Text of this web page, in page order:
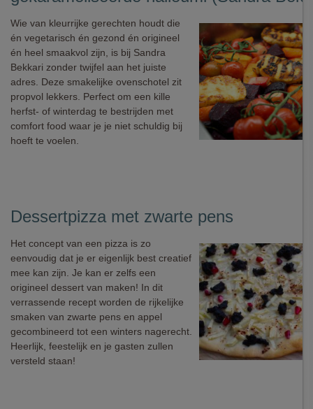
Wie van kleurrijke gerechten houdt die
én vegetarisch én gezond én origineel
én heel smaakvol zijn, is bij Sandra
Bekkari zonder twijfel aan het juiste
adres. Deze smakelijke ovenschotel zit
propvol lekkers. Perfect om een kille
herfst- of winterdag te bestrijden met
comfort food waar je je niet schuldig bij
hoeft te voelen.
Dessertpizza met zwarte pens
Het concept van een pizza is zo
eenvoudig dat je er eigenlijk best creatief
mee kan zijn. Je kan er zelfs een
origineel dessert van maken! In dit
verrassende recept worden de rijkelijke
smaken van zwarte pens en appel
gecombineerd tot een winters nagerecht.
Heerlijk, feestelijk en je gasten zullen
versteld staan!